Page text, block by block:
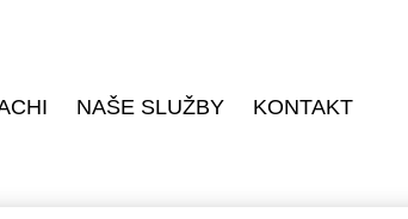
NAŠE SLUŽBY KONTAKT